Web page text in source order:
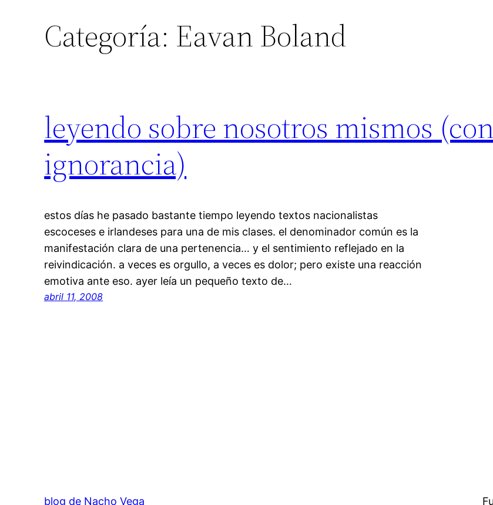
Categoría: Eavan Boland
leyendo sobre nosotros mismos
ignorancia)
estos días he pasado bastante tiempo leyendo textos nacionalistas
escoceses e irlandeses para una de mis clases. el denominador común es la
manifestación clara de una pertenencia… y el sentimiento reflejado en la
reivindicación. a veces es orgullo, a veces es dolor; pero existe una reacción
emotiva ante eso. ayer leía un pequeño texto de…
abril 11, 2008
blog de Nacho Vega